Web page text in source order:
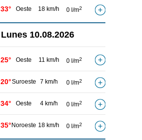
33° Oeste 18 km/h 0 l/m2
Lunes 10.08.2026
25° Oeste 11 km/h 0 l/m2
20°Suroeste 7 km/h 0 l/m2
34° Oeste 4 km/h 0 l/m2
35° Noroeste 18 km/h 0 l/m2